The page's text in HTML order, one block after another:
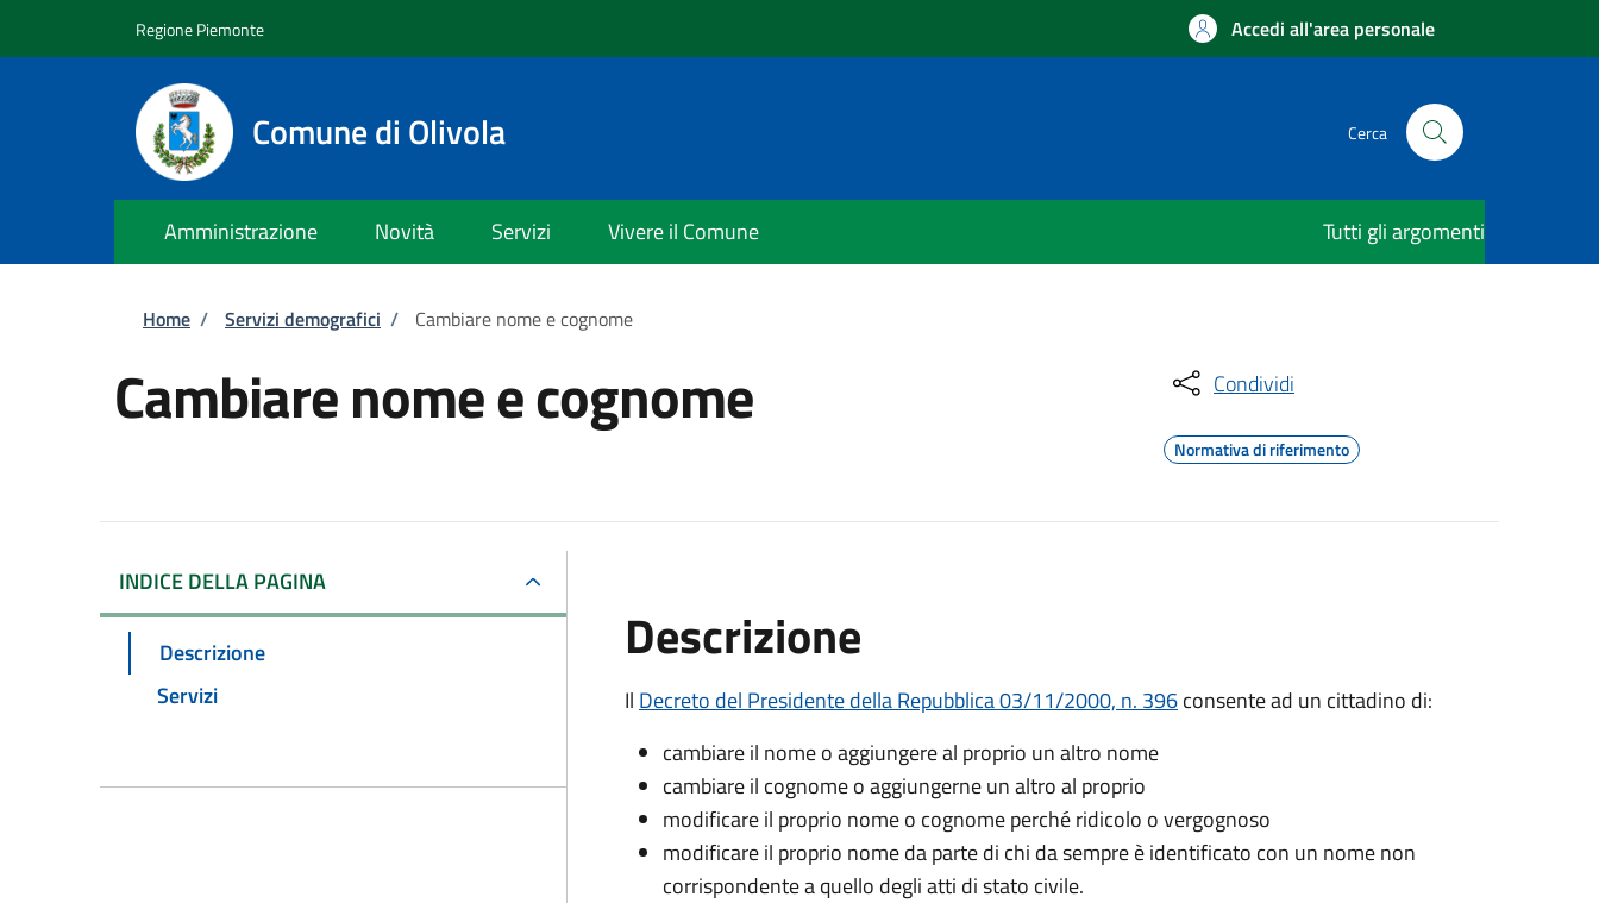
Regione Piemonte Accedi all'area personale
Comune di Olivola Cerca
Amministrazione Novità Servizi Vivere il Comune Tutti gli argomenti
Briciole di pane
Home / Servizi demografici / Cambiare nome e cognome
Cambiare nome e cognome Condividi
Normativa di riferimento
INDICE DELLA PAGINA
Descrizione
Servizi
Descrizione
Il Decreto del Presidente della Repubblica 03/11/2000, n. 396consente ad un cittadino di:
cambiare il nome o aggiungere al proprio un altro nome
cambiare il cognome o aggiungerne un altro al proprio
modificare il proprio nome o cognome perché ridicolo o vergognoso
modificare il proprio nome da parte di chi da sempre è identificato con un nome non
corrispondente a quello degli atti di stato civile.